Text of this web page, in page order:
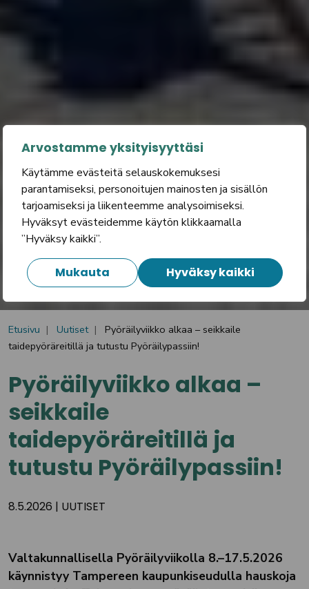
Arvostamme yksityisyyttäsi
Käytämme evästeitä selauskokemuksesi
parantamiseksi, personoitujen mainosten ja sisällön
tarjoamiseksi ja liikenteemme analysoimiseksi.
Hyväksyt evästeidemme käytön klikkaamalla
”Hyväksy kaikki”.
Mukauta Hyväksy kaikki
Etusivu Uutiset
Pyöräilyviikko alkaa – seikkaile
taidepyöräreitillä ja tutustu Pyöräilypassiin!
Pyöräilyviikko alkaa –
seikkaile
taidepyöräreitillä ja
tutustu Pyöräilypassiin!
8.5.2026 | UUTISET
Valtakunnallisella Pyöräilyviikolla 8.–17.5.2026
käynnistyy Tampereen kaupunkiseudulla hauskoja